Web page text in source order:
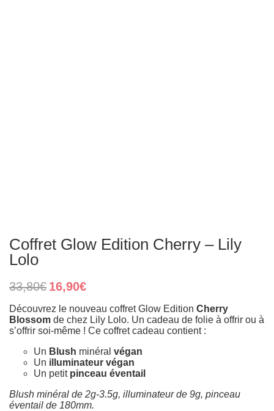
Coffret Glow Edition Cherry – Lily
Lolo
33,80€ Original
price
was:
33,80€.
16,90€Current
is:
16,90€.
Découvrez le nouveau coffret Glow Edition Cherry
Blossom de chez Lily Lolo. Un cadeau de folie à offrir ou à
s’offrir soi-même ! Ce coffret cadeau contient :
Un Blush minéral végan
Un illuminateur végan
Un petit pinceau éventail
Blush minéral de 2g-3.5g, illuminateur de 9g, pinceau
éventail de 180mm.